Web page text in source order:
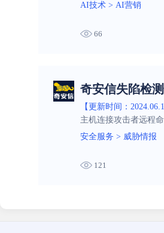
AI技术 > AI营销
66
奇安信失陷检
【更新时间：
主机连接攻击者远程
密、系统破坏等关键风
安全服务 > 威胁情报
121